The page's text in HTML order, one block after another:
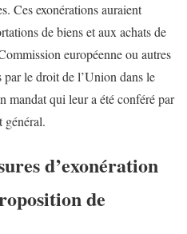
Ces exonérations auraient
de biens et aux achats de
européenne ou autres
par le droit de l’Union dans le
mandat qui leur a été conféré par
général.
d’exonération
de